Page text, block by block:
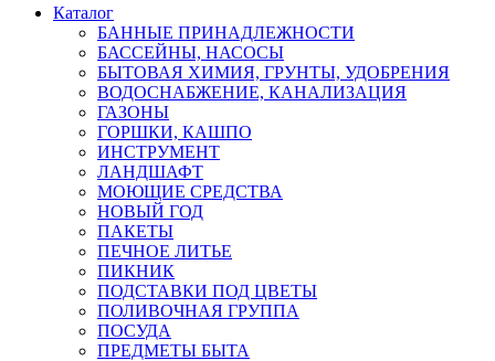
Каталог
БАННЫЕ ПРИНАДЛЕЖНОСТИ
БАССЕЙНЫ, НАСОСЫ
БЫТОВАЯ ХИМИЯ, ГРУНТЫ, УДОБРЕНИЯ
ВОДОСНАБЖЕНИЕ, КАНАЛИЗАЦИЯ
ГАЗОНЫ
ГОРШКИ, КАШПО
ИНСТРУМЕНТ
ЛАНДШАФТ
МОЮЩИЕ СРЕДСТВА
НОВЫЙ ГОД
ПАКЕТЫ
ПЕЧНОЕ ЛИТЬЕ
ПИКНИК
ПОДСТАВКИ ПОД ЦВЕТЫ
ПОЛИВОЧНАЯ ГРУППА
ПОСУДА
ПРЕДМЕТЫ БЫТА